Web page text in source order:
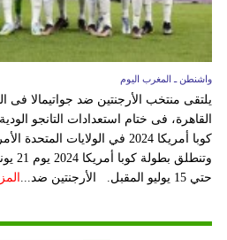
واشنطن ـ المغرب اليوم
يلتقى منتخب الأرجنتين ضد جواتيمالا فى
القاهرة، فى ختام استعدادات التانجو
حتي 15 يوليو المقبل. الأرجنتين ضد...